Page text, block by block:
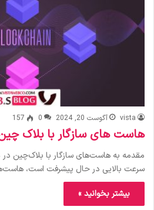
vista آگوست 20, 2024 0
157
هاست های سازگار با بلاک
مقدمه به هاست‌های سازگار با بلاک‌چین در
سرعت بالایی در حال پیشرفت است،
بیشتر بخوانید »